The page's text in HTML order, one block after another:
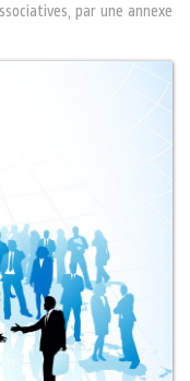
par une annexe